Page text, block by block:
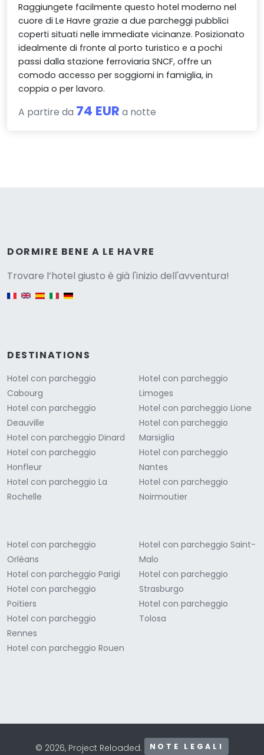
Raggiungete facilmente questo hotel moderno nel
cuore di Le Havre grazie a due parcheggi pubblici
coperti situati nelle immediate vicinanze. Posizionato
idealmente di fronte al porto turistico e a pochi
passi dalla stazione ferroviaria SNCF, offre un
comodo accesso per soggiorni in famiglia, in
coppia o per lavoro.
A partire da 74 EUR a notte
DORMIRE BENE A LE HAVRE
Trovare l’hotel giusto è già l'inizio dell'avventura!
DESTINATIONS
Hotel con parcheggio
Cabourg
Hotel con parcheggio
Deauville
Hotel con parcheggio Dinard
Hotel con parcheggio
Honfleur
Hotel con parcheggio La
Rochelle
Hotel con parcheggio
Limoges
Hotel con parcheggio Lione
Hotel con parcheggio
Marsiglia
Hotel con parcheggio
Nantes
Hotel con parcheggio
Noirmoutier
Hotel con parcheggio
Orléans
Hotel con parcheggio Parigi
Hotel con parcheggio
Poitiers
Hotel con parcheggio
Rennes
Hotel con parcheggio Rouen
Hotel con parcheggio Saint-
Malo
Hotel con parcheggio
Strasburgo
Hotel con parcheggio
Tolosa
© 2026, Project Reloaded. NOTE LEGALI